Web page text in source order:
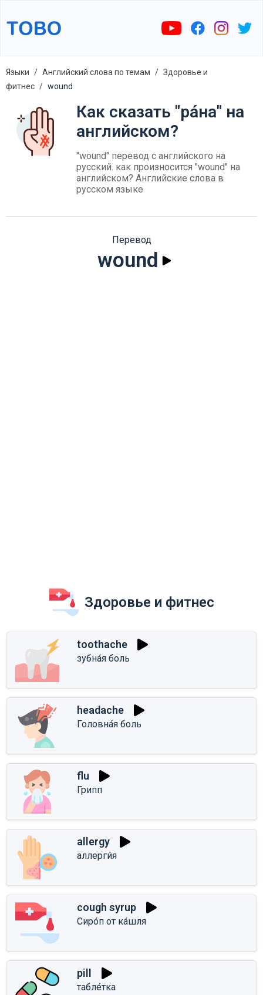
Языки Английский слова по темам
Здоровье и
фитнес
wound
Как сказать "ра́на" на
английском?
"wound" перевод с английского на
русский. как произносится "wound" на
английском? Английские слова в
русском языке
Перевод
wound
Здоровье и фитнес
toothache
зубна́я боль
headache
Головна́я боль
flu
Грипп
allergy
аллерги́я
cough syrup
Сиро́п от ка́шля
pill
табле́тка